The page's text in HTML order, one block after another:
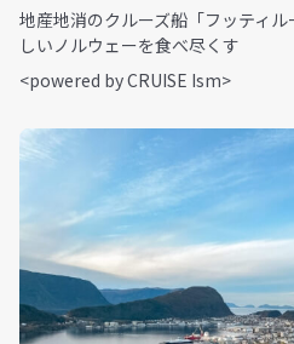
地産地消のクルーズ船「フッティ
しいノルウェーを食べ尽くす
<powered by CRUISE Ism>